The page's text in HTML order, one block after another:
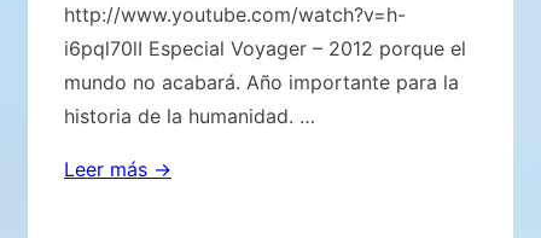
http://www.youtube.com/watch?v=h-
i6pql70lI Especial Voyager – 2012 porque el
mundo no acabará. Año importante para la
historia de la humanidad. …
El
Leer más →